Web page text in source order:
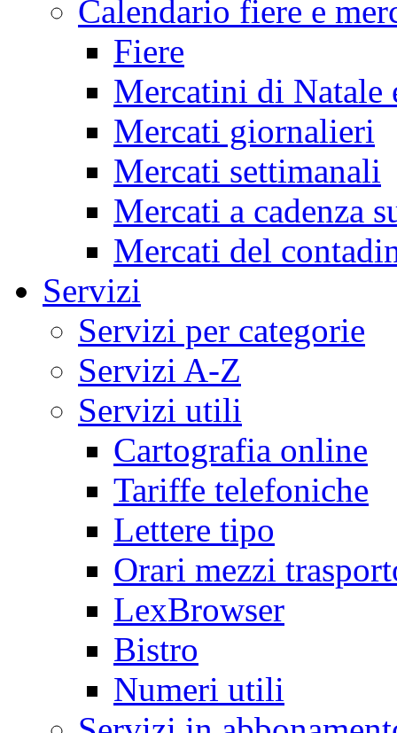
Calendario fiere e
Fiere
Mercatini di Natale
Mercati giornalieri
Mercati settimanali
Mercati a cadenza
Mercati del
Servizi
Servizi per categorie
Servizi A-Z
Servizi utili
Cartografia online
Tariffe telefoniche
Lettere tipo
Orari mezzi
LexBrowser
Bistro
Numeri utili